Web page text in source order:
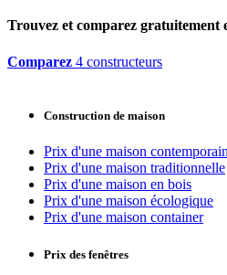
Trouvez et comparez gratuitement
Comparez 4 constructeurs
Construction de maison
Prix d'une maison
Prix d'une maison traditionnelle
Prix d'une maison en bois
Prix d'une maison écologique
Prix d'une maison container
Prix des fenêtres